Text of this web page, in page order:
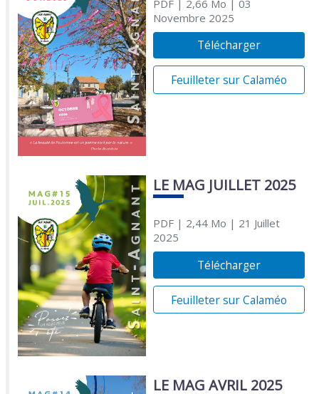
PDF| 2,66 Mo | 03
Novembre 2025
Télécharger
Feuilleter sur Calaméo
LE MAG JUILLET 2025
PDF| 2,44 Mo | 21 Juillet
2025
Télécharger
Feuilleter sur Calaméo
LE MAG AVRIL 2025